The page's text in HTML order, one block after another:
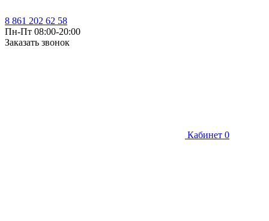
8 861 202 62 58
Пн-Пт 08:00-20:00
Заказать звонок
Кабинет 0